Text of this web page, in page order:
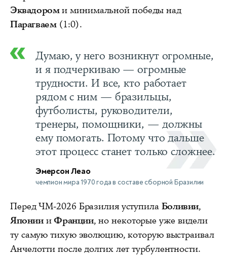
Эквадороми минимальной победы над
Парагваем(1:0).
Думаю, у него возникнут огромные,
и я подчеркиваю — огромные
трудности. И все, кто работает
рядом с ним — бразильцы,
футболисты, руководители,
тренеры, помощники, — должны
ему помогать. Потому что дальше
этот процесс станет только сложнее.
Эмерсон Леао
чемпион мира 1970 года в составе сборной Бразилии
Перед ЧМ‑2026 Бразилия уступила Боливии,
Япониии Франции, но некоторые уже видели
ту самую тихую эволюцию, которую выстраивал
Анчелотти после долгих лет турбулентности.